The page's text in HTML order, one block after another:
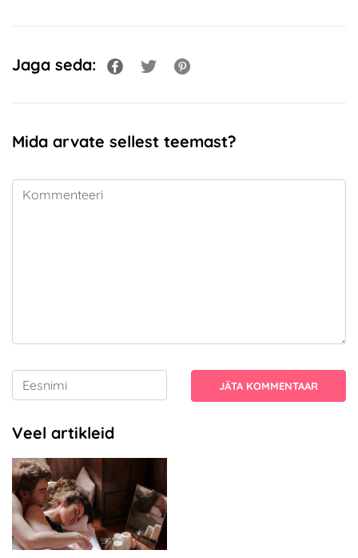
Jaga seda:
Mida arvate sellest teemast?
JÄTA KOMMENTAAR
Veel artikleid